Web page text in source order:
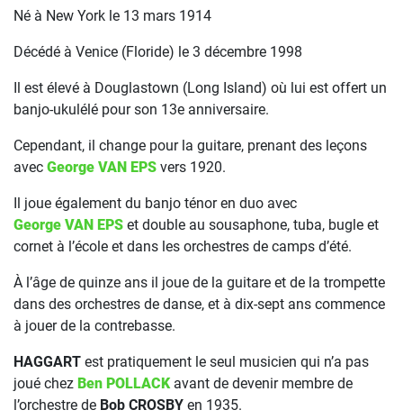
Né à New York le 13 mars 1914
Décédé à Venice (Floride) le 3 décembre 1998
Il est élevé à Douglastown (Long Island) où lui est offert un
banjo-ukulélé pour son 13e anniversaire.
Cependant, il change pour la guitare, prenant des leçons
avec George VAN EPS vers 1920.
Il joue également du banjo ténor en duo avec
George VAN EPS et double au sousaphone, tuba, bugle et
cornet à l’école et dans les orchestres de camps d’été.
À l’âge de quinze ans il joue de la guitare et de la trompette
dans des orchestres de danse, et à dix-sept ans commence
à jouer de la contrebasse.
HAGGART est pratiquement le seul musicien qui n’a pas
joué chez Ben POLLACKavant de devenir membre de
l’orchestre de Bob CROSBY en 1935.